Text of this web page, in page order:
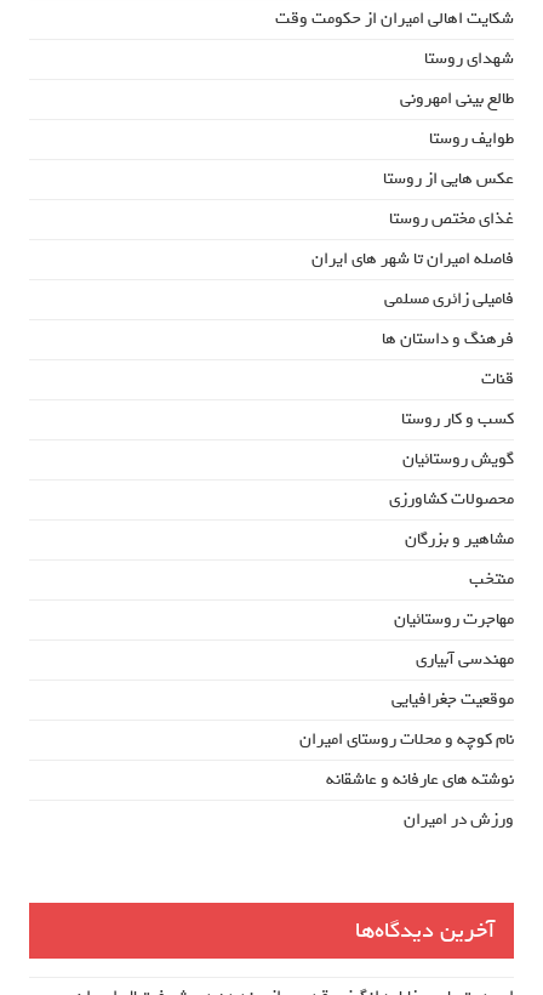
شکایت اهالی امیران از حکومت وقت
شهدای روستا
طالع بینی امهرونی
طوایف روستا
عکس هایی از روستا
غذای مختص روستا
فاصله امیران تا شهر های ایران
فامیلی زائری مسلمی
فرهنگ و داستان ها
قنات
کسب و کار روستا
گویش روستائیان
محصولات کشاورزی
مشاهیر و بزرگان
منتخب
مهاجرت روستائیان
مهندسی آبیاری
موقعیت جغرافیایی
نام کوچه و محلات روستای امیران
نوشته های عارفانه و عاشقانه
ورزش در امیران
آخرین دیدگاه‌ها